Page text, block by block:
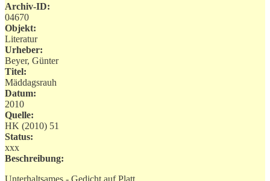
Archiv-ID:
04670
Objekt:
Literatur
Urheber:
Beyer, Günter
Titel:
Mäddagsrauh
Datum:
2010
Quelle:
HK (2010) 51
Status:
xxx
Beschreibung:
Unterhaltsames - Gedicht auf Platt